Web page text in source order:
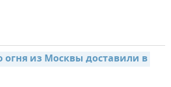
огня из Москвы доставили в